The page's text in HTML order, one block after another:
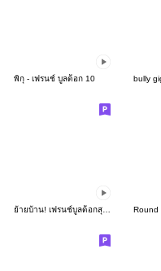
พิกุ - เฟรนช์ บูลด็อก 10 bully